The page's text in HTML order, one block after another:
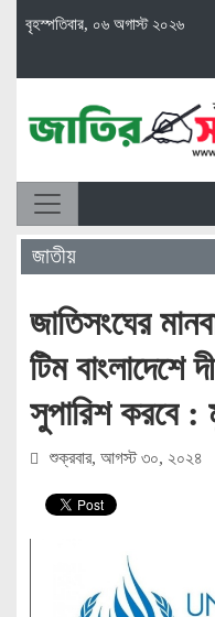
বৃহস্পতিবার, ০৬ অগাস্ট ২০২৬
জাতীয়
জাতিসংঘের
টিম বাংলাদেশে
সুপারিশ করবে :
শুক্রবার, আগস্ট ৩০, ২০২৪